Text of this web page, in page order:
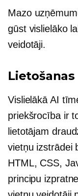
Mazo
gūst vislielāko
veidotāji.
Vislielākā AI
priekšrocība ir
lietotājam
vietņu izstrādei
HTML, CSS,
principu